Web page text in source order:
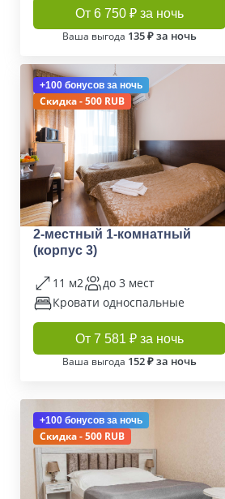
От 6 750 ₽ за ночь
Ваша выгода 135 ₽ за ночь
+100 бонусов за ночь
Скидка - 500 RUB
2-местный 1-комнатный
(корпус 3)
11 м2
до 3 мест
Кровати односпальные
От 7 581 ₽ за ночь
Ваша выгода 152 ₽ за ночь
+100 бонусов за ночь
Скидка - 500 RUB